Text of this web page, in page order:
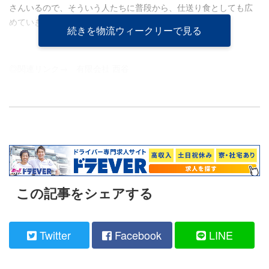
さんいるので、そういう人たちに普段から、仕送り食としても広
めていきたい」と話している。
続きを物流ウィークリーで見る
この記事をシェアする
Twitter Facebook LINE